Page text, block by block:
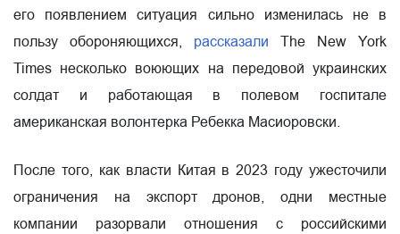
его появлением ситуация сильно изменилась не в
пользу обороняющихся, рассказали The New York
Times несколько воюющих на передовой украинских
солдат и работающая в полевом госпитале
американская волонтерка Ребекка Масиоровски.
После того, как власти Китая в 2023 году ужесточили
ограничения на экспорт дронов, одни местные
компании разорвали отношения с российскими